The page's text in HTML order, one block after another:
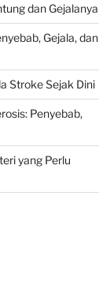
dan Gejalanya
Gejala, dan
Stroke Sejak Dini
Penyebab,
yang Perlu